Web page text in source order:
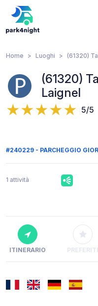
Home Luoghi (61320)
(61320)
Laignel
5/5
#240229 - PARCHEGGIO
1 attività
ITINERARIO PREFERITI